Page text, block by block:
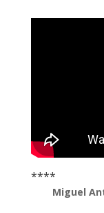
****
Miguel